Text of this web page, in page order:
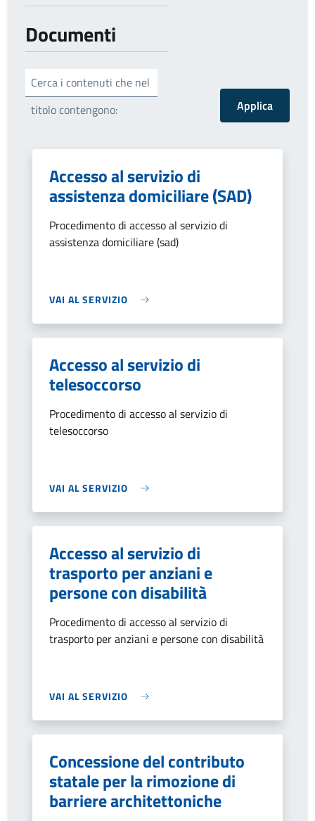
Documenti
Cerca i contenuti che nel
titolo contengono:
Accesso al servizio di
assistenza domiciliare (SAD)
Procedimento di accesso al servizio di
assistenza domiciliare (sad)
VAI AL SERVIZIO
Accesso al servizio di
telesoccorso
Procedimento di accesso al servizio di
telesoccorso
VAI AL SERVIZIO
Accesso al servizio di
trasporto per anziani e
persone con disabilità
Procedimento di accesso al servizio di
trasporto per anziani e persone con disabilità
VAI AL SERVIZIO
Concessione del contributo
statale per la rimozione di
barriere architettoniche